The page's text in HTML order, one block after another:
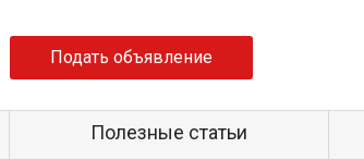
Подать объявление
Полезные статьи